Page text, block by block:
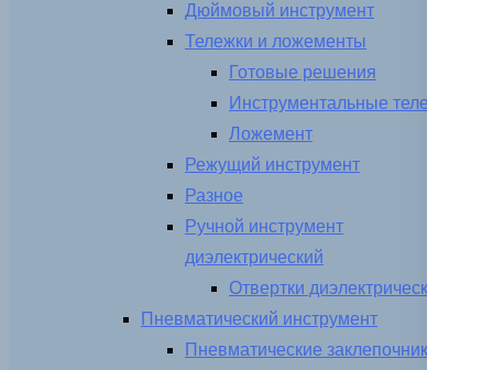
Дюймовый инструмент
Тележки и ложементы
Готовые решения
Инструментальные тележки
Ложемент
Режущий инструмент
Разное
Ручной инструмент
диэлектрический
Отвертки диэлектрические
Пневматический инструмент
Пневматические заклепочники